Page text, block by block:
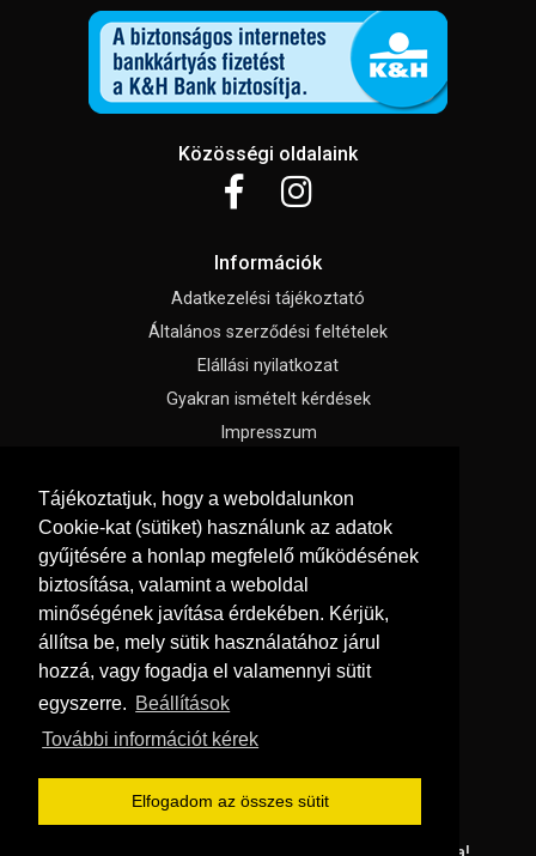
Tájékoztatjuk, hogy a weboldalunkon
Cookie-kat (sütiket) használunk az adatok
gyűjtésére a honlap megfelelő működésének
biztosítása, valamint a weboldal
minőségének javítása érdekében. Kérjük,
állítsa be, mely sütik használatához járul
hozzá, vagy fogadja el valamennyi sütit
egyszerre. Beállítások
További információt kérek
Elfogadom az összes sütit
Közösségi oldalaink
Információk
Adatkezelési tájékoztató
Általános szerződési feltételek
Elállási nyilatkozat
Gyakran ismételt kérdések
Impresszum
Menü
Hírek, cikkek
Kapcsolat
Katalógusok
Rólunk
Oldaltérkép
Szállítás és fizetés
Vásárlási feltételek